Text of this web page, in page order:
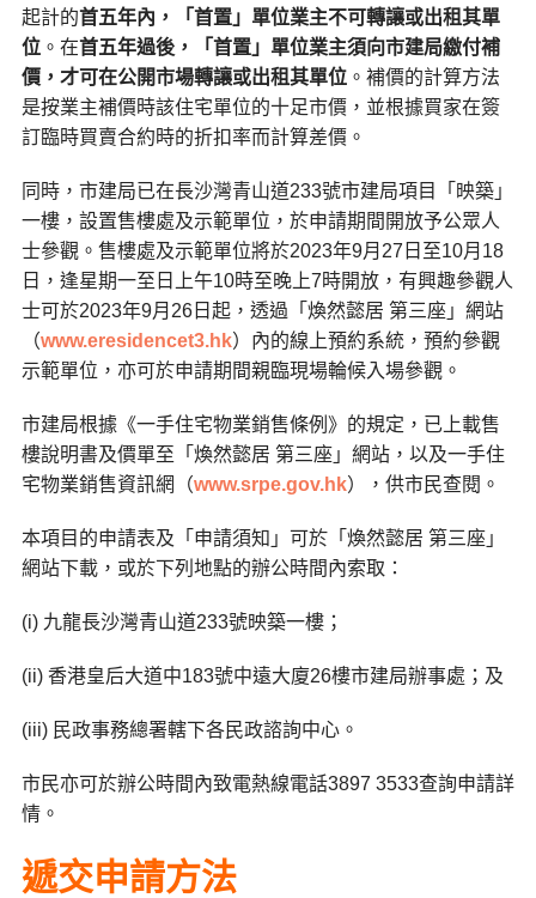
起計的首五年內，「首置」單位業主不可轉讓或出租其單
位。在首五年過後，「首置」單位業主須向市建局繳付補
價，才可在公開市場轉讓或出租其單位。補價的計算方法
是按業主補價時該住宅單位的十足市價，並根據買家在簽
訂臨時買賣合約時的折扣率而計算差價。
同時，市建局已在長沙灣青山道233號市建局項目「映築」
一樓，設置售樓處及示範單位，於申請期間開放予公眾人
士參觀。售樓處及示範單位將於2023年9月27日至10月18
日，逢星期一至日上午10時至晚上7時開放，有興趣參觀人
士可於2023年9月26日起，透過「煥然懿居 第三座」網站
（www.eresidencet3.hk）內的線上預約系統，預約參觀
示範單位，亦可於申請期間親臨現場輪候入場參觀。
市建局根據《一手住宅物業銷售條例》的規定，已上載售
樓說明書及價單至「煥然懿居 第三座」網站，以及一手住
宅物業銷售資訊網（www.srpe.gov.hk），供市民查閱。
本項目的申請表及「申請須知」可於「煥然懿居 第三座」
網站下載，或於下列地點的辦公時間內索取：
(i) 九龍長沙灣青山道233號映築一樓；
(ii) 香港皇后大道中183號中遠大廈26樓市建局辦事處；及
(iii) 民政事務總署轄下各民政諮詢中心。
市民亦可於辦公時間內致電熱線電話3897 3533查詢申請詳
情。
遞交申請方法